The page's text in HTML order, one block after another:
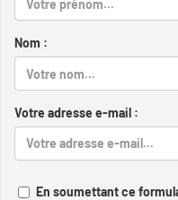
Nom :
Votre adresse e-mail :
En soumettant ce